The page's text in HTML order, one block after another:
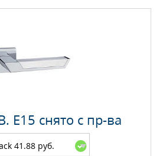
E15 снято с пр-ва
41.88 руб.